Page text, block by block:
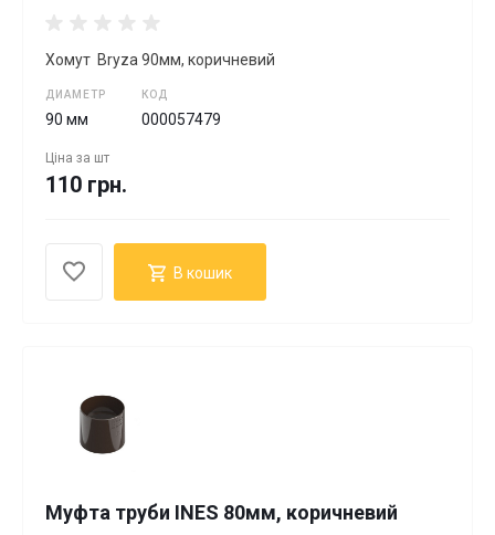
Хомут Bryza 90мм, коричневий
ДИАМЕТР
90 мм
КОД
000057479
Ціна за шт
110 грн.
В кошик
Муфта труби INES 80мм, коричневий